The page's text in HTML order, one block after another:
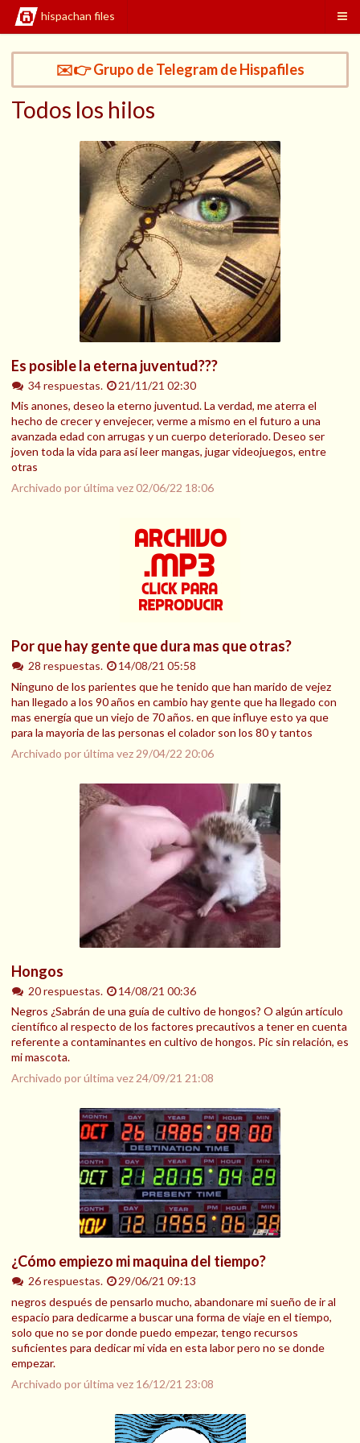
hispachan files
✉️👉 Grupo de Telegram de Hispafiles
Todos los hilos
Es posible la eterna juventud???
34 respuestas.
21/11/21 02:30
Mis anones, deseo la eterno juventud. La verdad, me aterra el
hecho de crecer y envejecer, verme a mismo en el futuro a una
avanzada edad con arrugas y un cuerpo deteriorado. Deseo ser
joven toda la vida para así leer mangas, jugar videojuegos, entre
otras
Archivado por última vez02/06/22 18:06
Por que hay gente que dura mas que otras?
28 respuestas.
14/08/21 05:58
Ninguno de los parientes que he tenido que han marido de vejez
han llegado a los 90 años en cambio hay gente que ha llegado con
mas energía que un viejo de 70 años. en que influye esto ya que
para la mayoria de las personas el colador son los 80 y tantos
Archivado por última vez 29/04/22 20:06
Hongos
20 respuestas.
14/08/21 00:36
Negros ¿Sabrán de una guía de cultivo de hongos? O algún artículo
científico al respecto de los factores precautivos a tener en cuenta
referente a contaminantes en cultivo de hongos. Pic sin relación, es
mi mascota.
Archivado por última vez 24/09/21 21:08
¿Cómo empiezo mi maquina del tiempo?
26 respuestas.
29/06/21 09:13
negros después de pensarlo mucho, abandonare mi sueño de ir al
espacio para dedicarme a buscar una forma de viaje en el tiempo,
solo que no se por donde puedo empezar, tengo recursos
suficientes para dedicar mi vida en esta labor pero no se donde
empezar.
Archivado por última vez 16/12/21 23:08